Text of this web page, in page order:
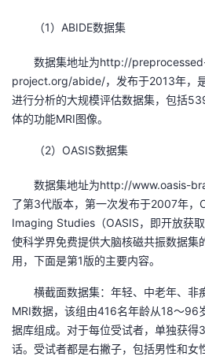
我
的
博
客
我
的
论
坛
我
的
圈
子
我
的
直
播
我
的
活
动
我
的
关
者
学
的
程
我
认
证
的
实
我
的
支
持
我
的
技
术
支
持
我
的
云
声
建
（1）ABIDE数据集
数据集地址为http://
project.org/abide/，发布于2013年，
进行分析的大规模评估数据集，包括
体的功能MRI图像。
（2）OASIS数据集
数据集地址为http://www.oasis-
了第3代版本，第一次发布于2007年
Imaging Studies（OASIS，即开放获
使科学界免费提供大脑核磁共振数据集
用，下面是第1版的主要内容。
横截面数据集：年轻、中老年、非
MRI数据，该组由416名年龄从18～96
据库组成。对于每位受试者，单独获得
话。受试者都是右撇子，包括男性和